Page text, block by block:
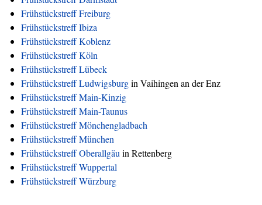
Frühstückstreff Freiburg
Frühstückstreff Ibiza
Frühstückstreff Koblenz
Frühstückstreff Köln
Frühstückstreff Lübeck
Frühstückstreff Ludwigsburgin Vaihingen an der Enz
Frühstückstreff Main-Kinzig
Frühstückstreff Main-Taunus
Frühstückstreff Mönchengladbach
Frühstückstreff München
Frühstückstreff Oberallgäu in Rettenberg
Frühstückstreff Wuppertal
Frühstückstreff Würzburg